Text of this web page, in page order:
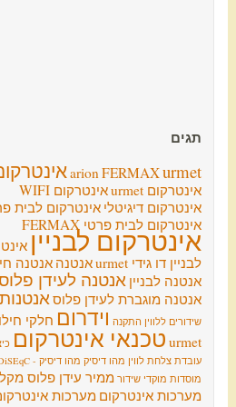
תגים
arionFERMAXurmet
אינטרקום urmet
אינטרקום WIFI
אינטרקום דיגיטלי אינטרקום לבית
אינטרקום לבית פרטי FERMAX
אינטרקום לבניין
לבניין דו גידי urmet
אנטנהאנטנה
אנטנה לבניין אנטנה לעידן
אנטנה מוגברת לעידן פלוסאנטנות
שידורים ללווין התקנה וידרום חלקי
urmet טכנאי אינטרקום
עובדת צלחת לווין מהו דיסיק מהו דיסיק - DiSEqC
מוסדות מוקדי שידור ממיר עידן פלוס
מערכות אינטרקום מערכות